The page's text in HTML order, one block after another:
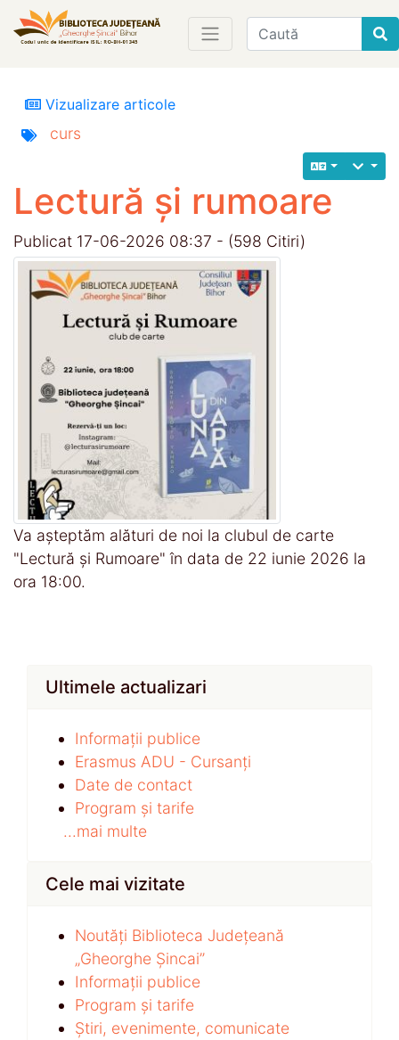
Find
Vizualizare articole
curs
Lectură și rumoare
Publicat 17-06-2026 08:37 - (598 Citiri)
Va așteptăm alături de noi la clubul de carte
"Lectură și Rumoare" în data de 22 iunie 2026 la
ora 18:00.
Ultimele actualizari
Informații publice
Erasmus ADU - Cursanți
Date de contact
Program și tarife
...mai multe
Cele mai vizitate
Noutăți Biblioteca Județeană
„Gheorghe Șincai”
Informații publice
Program și tarife
Știri, evenimente, comunicate